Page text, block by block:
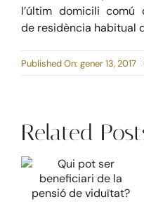
l’últim domicili comú
deresidència habitual
Published On: gener 13, 2017
Related